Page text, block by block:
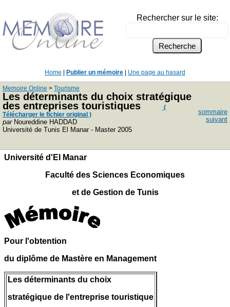
Rechercher sur le site:
Home Publier un mémoire Une page au hasard
Memoire Online > Tourisme
Les déterminants du choix stratégique
des entreprises touristiques
(
Télécharger le fichier original )
parNoureddine HADDAD
Université de Tunis El Manar - Master 2005
sommaire
suivant
Université d'El Manar
Faculté des Sciences Economiques
et de Gestion de Tunis
Pour l'obtention
du diplôme de Mastère en Management
Les déterminants du choix
stratégique de l'entreprise touristique